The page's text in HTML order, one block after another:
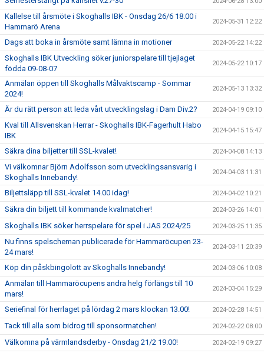
Kallelse till årsmöte i Skoghalls IBK - Onsdag 26/6 18.00 i
Hammarö Arena
2024-05-31 12:22
Dags att boka in årsmöte samt lämna in motioner 2024-05-22 14:22
Skoghalls IBK Utveckling söker juniorspelare till tjejlaget
födda 09-08-07
2024-05-22 10:17
Anmälan öppen till Skoghalls Målvaktscamp - Sommar
2024!
2024-05-13 13:32
Är du rätt person att leda vårt utvecklingslag i Dam Div.2? 2024-04-19 09:10
Kval till Allsvenskan Herrar - Skoghalls IBK-Fagerhult Habo
IBK
2024-04-15 15:47
Säkra dina biljetter till SSL-kvalet! 2024-04-08 14:13
Vi välkomnar Björn Adolfsson som utvecklingsansvarig i
Skoghalls Innebandy!
2024-04-03 11:31
Biljettsläpp till SSL-kvalet 14.00 idag! 2024-04-02 10:21
Säkra din biljett till kommande kvalmatcher! 2024-03-26 14:01
Skoghalls IBK söker herrspelare för spel i JAS 2024/25 2024-03-25 11:35
Nu finns spelscheman publicerade för Hammaröcupen 23-
24 mars!
2024-03-11 20:39
Köp din påskbingolott av Skoghalls Innebandy! 2024-03-06 10:08
Anmälan till Hammaröcupens andra helg förlängs till 10
mars!
2024-03-04 15:29
Seriefinal för herrlaget på lördag 2 mars klockan 13.00! 2024-02-28 14:51
Tack till alla som bidrog till sponsormatchen! 2024-02-22 08:00
Välkomna på värmlandsderby - Onsdag 21/2 19.00! 2024-02-19 09:27